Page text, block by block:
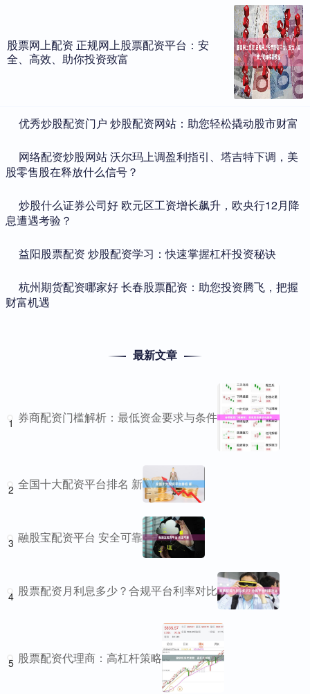
股票网上配资 正规网上股票配资平台：安
全、高效、助你投资致富
​优秀炒股配资门户 炒股配资网站：助您轻松撬动股市财富
​网络配资炒股网站 沃尔玛上调盈利指引、塔吉特下调，美
股零售股在释放什么信号？
​炒股什么证券公司好 欧元区工资增长飙升，欧央行12月降
息遭遇考验？
​益阳股票配资 炒股配资学习：快速掌握杠杆投资秘诀
​杭州期货配资哪家好 长春股票配资：助您投资腾飞，把握
财富机遇
最新文章
1 券商配资门槛解析：最低资金要求与条件
2 全国十大配资平台排名 新
3 融股宝配资平台 安全可靠
4 股票配资月利息多少？合规平台利率对比
5 股票配资代理商：高杠杆策略